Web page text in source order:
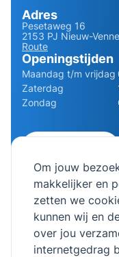
Om jouw
makkelijker en
zetten we
kunnen wij en
over jou
internetgedrag
Adres
Pesetaweg 16
2153 PJ Nieuw-
Route
Openingstijden
Maandag t/m vrijdag
Zaterdag
Zondag
info@bierman.eu